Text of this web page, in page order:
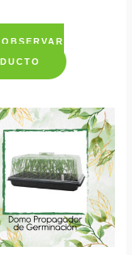
OBSERVAR
This
multiple
variants.
The
options
may
be
chosen